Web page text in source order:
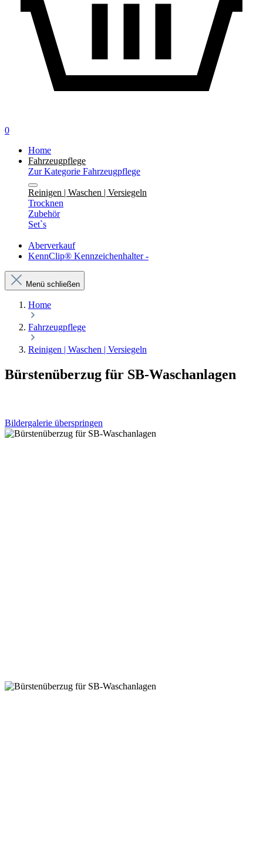
0
Home
Fahrzeugpflege
Zur Kategorie Fahrzeugpflege
Reinigen | Waschen | Versiegeln
Trocknen
Zubehör
Set`s
Aberverkauf
KennClip® Kennzeichenhalter -
Menü schließen
Home
Fahrzeugpflege
Reinigen | Waschen | Versiegeln
Bürstenüberzug für SB-Waschanlagen
Bildergalerie überspringen